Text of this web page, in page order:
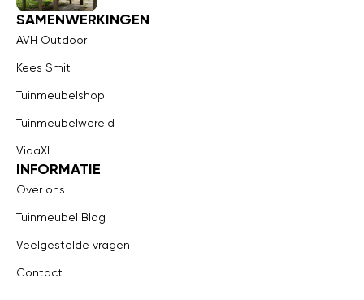
SAMENWERKINGEN
AVH Outdoor
Kees Smit
Tuinmeubelshop
Tuinmeubelwereld
VidaXL
INFORMATIE
Over ons
Tuinmeubel Blog
Veelgestelde vragen
Contact